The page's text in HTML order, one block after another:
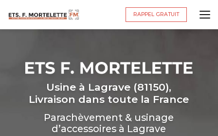
principal
RAPPEL GRATUIT
Usine à Lagrave (81150),
Livraison dans toute la France
Parachèvement & usinage
d’accessoires à Lagrave